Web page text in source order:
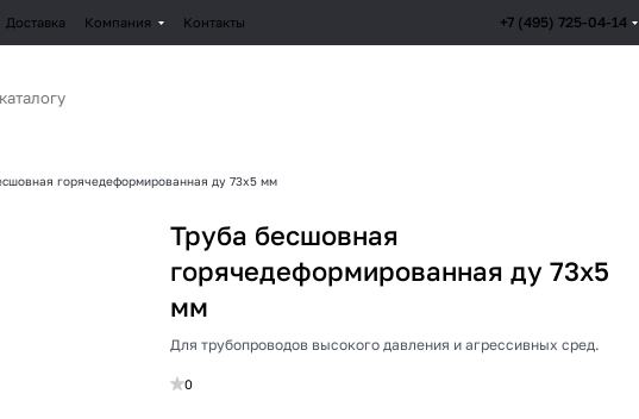
Доставка Компания Контакты +7 (495) 725-04-14
горячедеформированная ду 73х5 мм
Труба бесшовная
горячедеформированная ду 73х5
мм
Для трубопроводов высокого давления и агрессивных сред.
0